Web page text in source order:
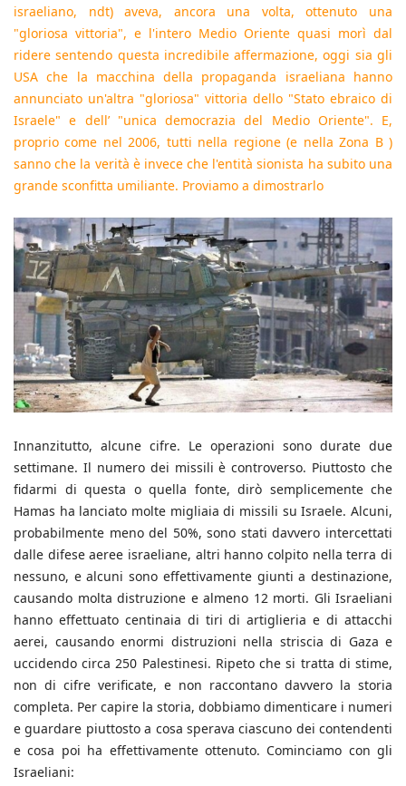
israeliano, ndt) aveva, ancora una volta, ottenuto una
"gloriosa vittoria", e l'intero Medio Oriente quasi morì dal
ridere sentendo questa incredibile affermazione, oggi sia gli
USA che la macchina della propaganda israeliana hanno
annunciato un'altra "gloriosa" vittoria dello "Stato ebraico di
Israele" e dell’ "unica democrazia del Medio Oriente". E,
proprio come nel 2006, tutti nella regione (e nellaZona B)
sanno che la verità è invece che l'entità sionista ha subito una
grande sconfitta umiliante. Proviamo a dimostrarlo
Innanzitutto, alcune cifre. Le operazioni sono durate due
settimane. Il numero dei missili è controverso. Piuttosto che
fidarmi di questa o quella fonte, dirò semplicemente che
Hamas ha lanciato molte migliaia di missili su Israele. Alcuni,
probabilmente meno del 50%, sono stati davvero intercettati
dalle difese aeree israeliane, altri hanno colpito nella terra di
nessuno, e alcuni sono effettivamente giunti a destinazione,
causando molta distruzione e almeno 12 morti. Gli Israeliani
hanno effettuato centinaia di tiri di artiglieria e di attacchi
aerei, causando enormi distruzioni nella striscia di Gaza e
uccidendo circa 250 Palestinesi. Ripeto che si tratta di stime,
non di cifre verificate, e non raccontano davvero la storia
completa. Per capire la storia, dobbiamo dimenticare i numeri
e guardare piuttosto a cosa sperava ciascuno dei contendenti
e cosa poi ha effettivamente ottenuto. Cominciamo con gli
Israeliani: